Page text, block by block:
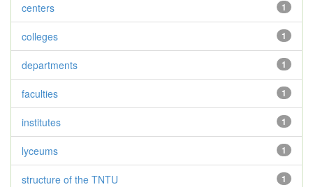
1
centers
1
colleges
1
departments
1
faculties
1
institutes
1
lyceums
1
structure of the TNTU